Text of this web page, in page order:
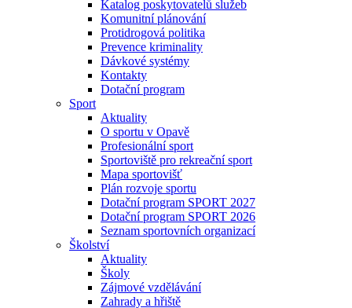
Katalog poskytovatelů služeb
Komunitní plánování
Protidrogová politika
Prevence kriminality
Dávkové systémy
Kontakty
Dotační program
Sport
Aktuality
O sportu v Opavě
Profesionální sport
Sportoviště pro rekreační sport
Mapa sportovišť
Plán rozvoje sportu
Dotační program SPORT 2027
Dotační program SPORT 2026
Seznam sportovních organizací
Školství
Aktuality
Školy
Zájmové vzdělávání
Zahrady a hřiště